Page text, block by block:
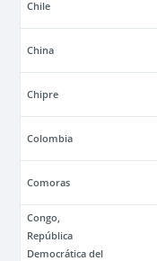
Chile
China
Chipre
Colombia
Comoras
Congo,
República
Democrática del